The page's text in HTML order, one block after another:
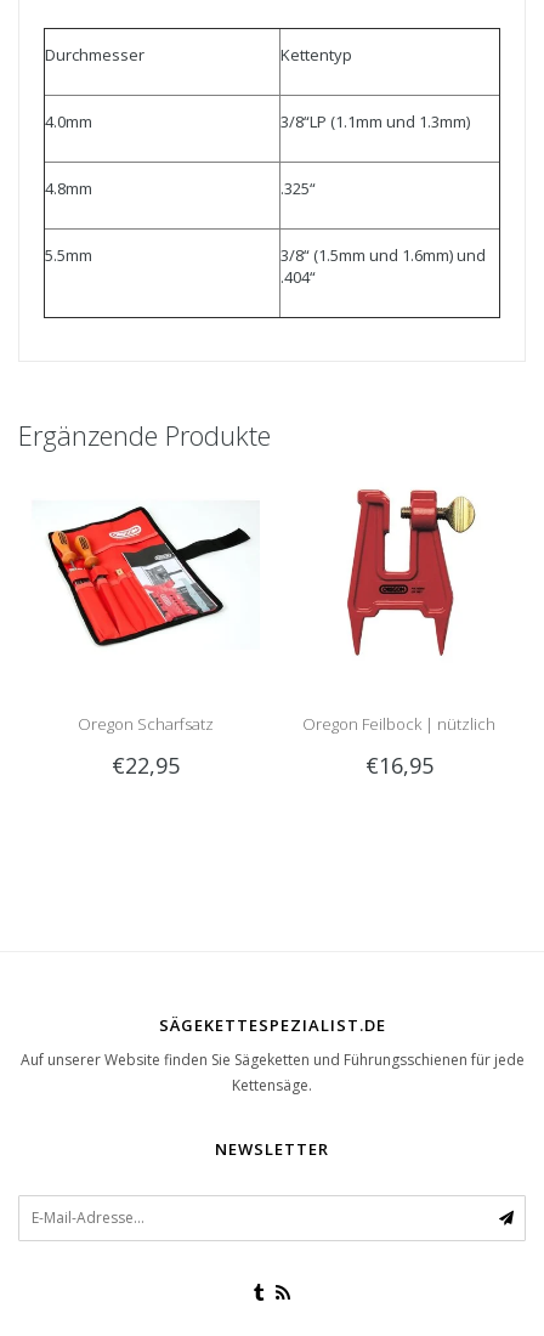
Durchmesser Kettentyp
4.0mm 3/8“LP (1.1mm und 1.3mm)
4.8mm .325“
5.5mm
3/8“ (1.5mm und 1.6mm) und
.404“
Ergänzende Produkte
Oregon Scharfsatz
€22,95
Oregon Feilbock | nützlich
beim Schärfen im Wald!
€16,95
SÄGEKETTESPEZIALIST.DE
Auf unserer Website finden Sie Sägeketten und Führungsschienen für jede
Kettensäge.
NEWSLETTER